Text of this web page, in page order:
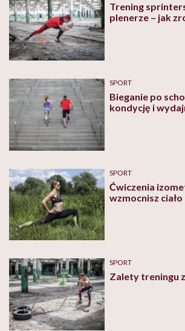
Trening
plenerze – jak
SPORT
Bieganie po
kondycję i
SPORT
Ćwiczenia
wzmocnisz ciało
SPORT
Zalety treningu